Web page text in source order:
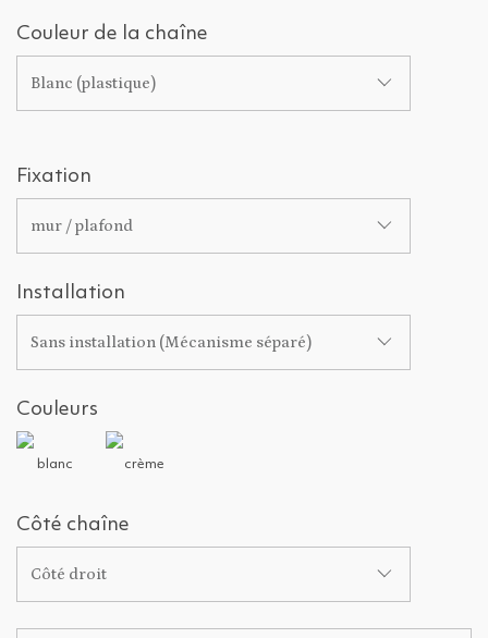
Couleur de la chaîne
Blanc (plastique)
Fixation
mur / plafond
Installation
Sans installation (Mécanisme séparé)
Couleurs
blanc crème
Côté chaîne
Côté droit